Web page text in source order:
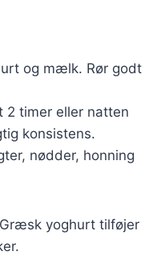
og mælk. Rør godt
2 timer eller natten
konsistens.
nødder, honning
yoghurt tilføjer